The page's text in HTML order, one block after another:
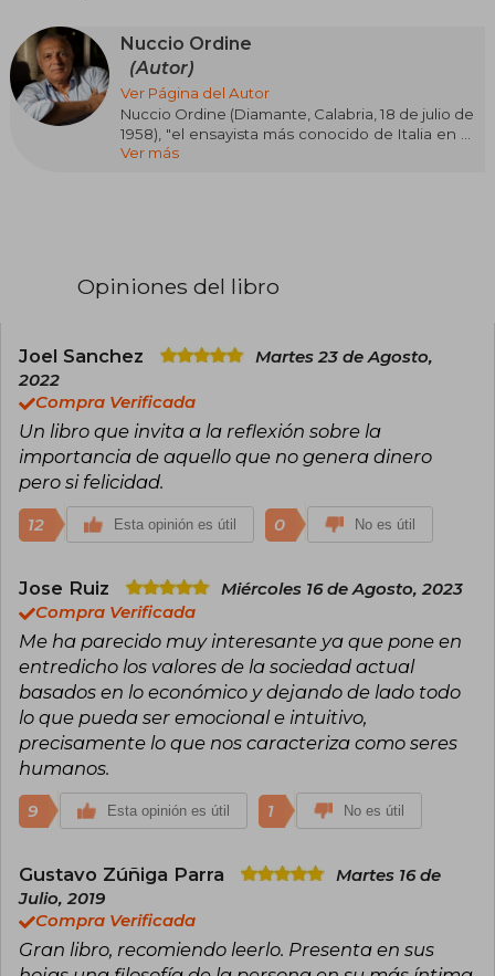
Nuccio Ordine
(Autor)
Ver Página del Autor
Nuccio Ordine (Diamante, Calabria, 18 de julio de
1958), "el ensayista más conocido de Italia en el
mundo"​, es profesor, filósofo y escritor
Es considerado una de las personalidades más
Jürgen Habermas, George Steiner, Gianni
Žižek Gabriel Marcel, Byung Chul Han, y Martha
Nussbaum.
Ver más
Opiniones del libro
Joel Sanchez
Martes 23 de Agosto,
2022
Compra Verificada
Un libro que invita a la reflexión sobre la
importancia de aquello que no genera dinero
pero si felicidad.
12 Esta opinión es útil 0 No es útil
Jose Ruiz
Miércoles 16 de Agosto, 2023
Compra Verificada
Me ha parecido muy interesante ya que pone en
entredicho los valores de la sociedad actual
basados en lo económico y dejando de lado todo
lo que pueda ser emocional e intuitivo,
precisamente lo que nos caracteriza como seres
humanos.
9 Esta opinión es útil 1 No es útil
Gustavo Zúñiga Parra
Martes 16 de
Julio, 2019
Compra Verificada
Gran libro, recomiendo leerlo. Presenta en sus